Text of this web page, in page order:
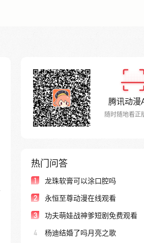
腾讯动漫
随时随地看正
热门问答
1 龙珠软膏可以涂口腔吗
2 永恒至尊动漫在线观看
3 功夫萌娃战神爹短剧免费观看
4 杨迪结婚了吗月亮之歌